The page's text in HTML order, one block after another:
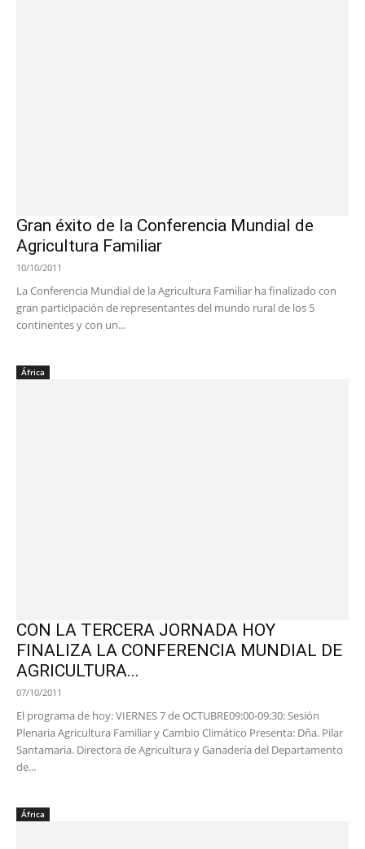
Gran éxito de la Conferencia Mundial de
Agricultura Familiar
10/10/2011
La Conferencia Mundial de la Agricultura Familiar ha finalizado con
gran participación de representantes del mundo rural de los 5
continentes y con un...
África
CON LA TERCERA JORNADA HOY
FINALIZA LA CONFERENCIA MUNDIAL DE
AGRICULTURA...
07/10/2011
El programa de hoy: VIERNES 7 de OCTUBRE09:00-09:30: Sesión
Plenaria Agricultura Familiar y Cambio Climático Presenta: Dña. Pilar
Santamaria. Directora de Agricultura y Ganadería del Departamento
de...
África